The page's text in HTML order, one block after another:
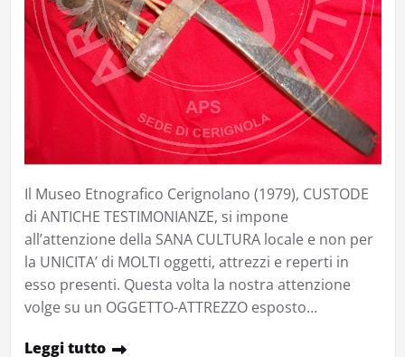
Il Museo Etnografico Cerignolano (1979), CUSTODE
di ANTICHE TESTIMONIANZE, si impone
all’attenzione della SANA CULTURA locale e non per
la UNICITA’ di MOLTI oggetti, attrezzi e reperti in
esso presenti. Questa volta la nostra attenzione
volge su un OGGETTO-ATTREZZO esposto…
Leggi tutto